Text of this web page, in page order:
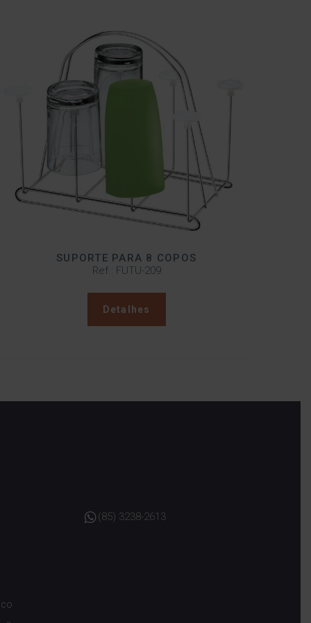
SUPORTE PARA 8 COPOS
Ref.: FUTU-209
Detalhes
(85) 3238-2613